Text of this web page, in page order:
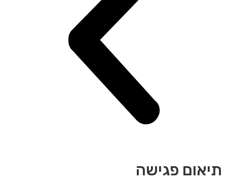
תיאום פגישה